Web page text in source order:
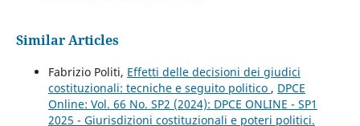
Similar Articles
Fabrizio Politi, Effetti delle decisioni dei giudici
costituzionali: tecniche e seguito politico , DPCE
Online: Vol. 66 No. SP2 (2024): DPCE ONLINE - SP1
2025 - Giurisdizioni costituzionali e poteri politici.